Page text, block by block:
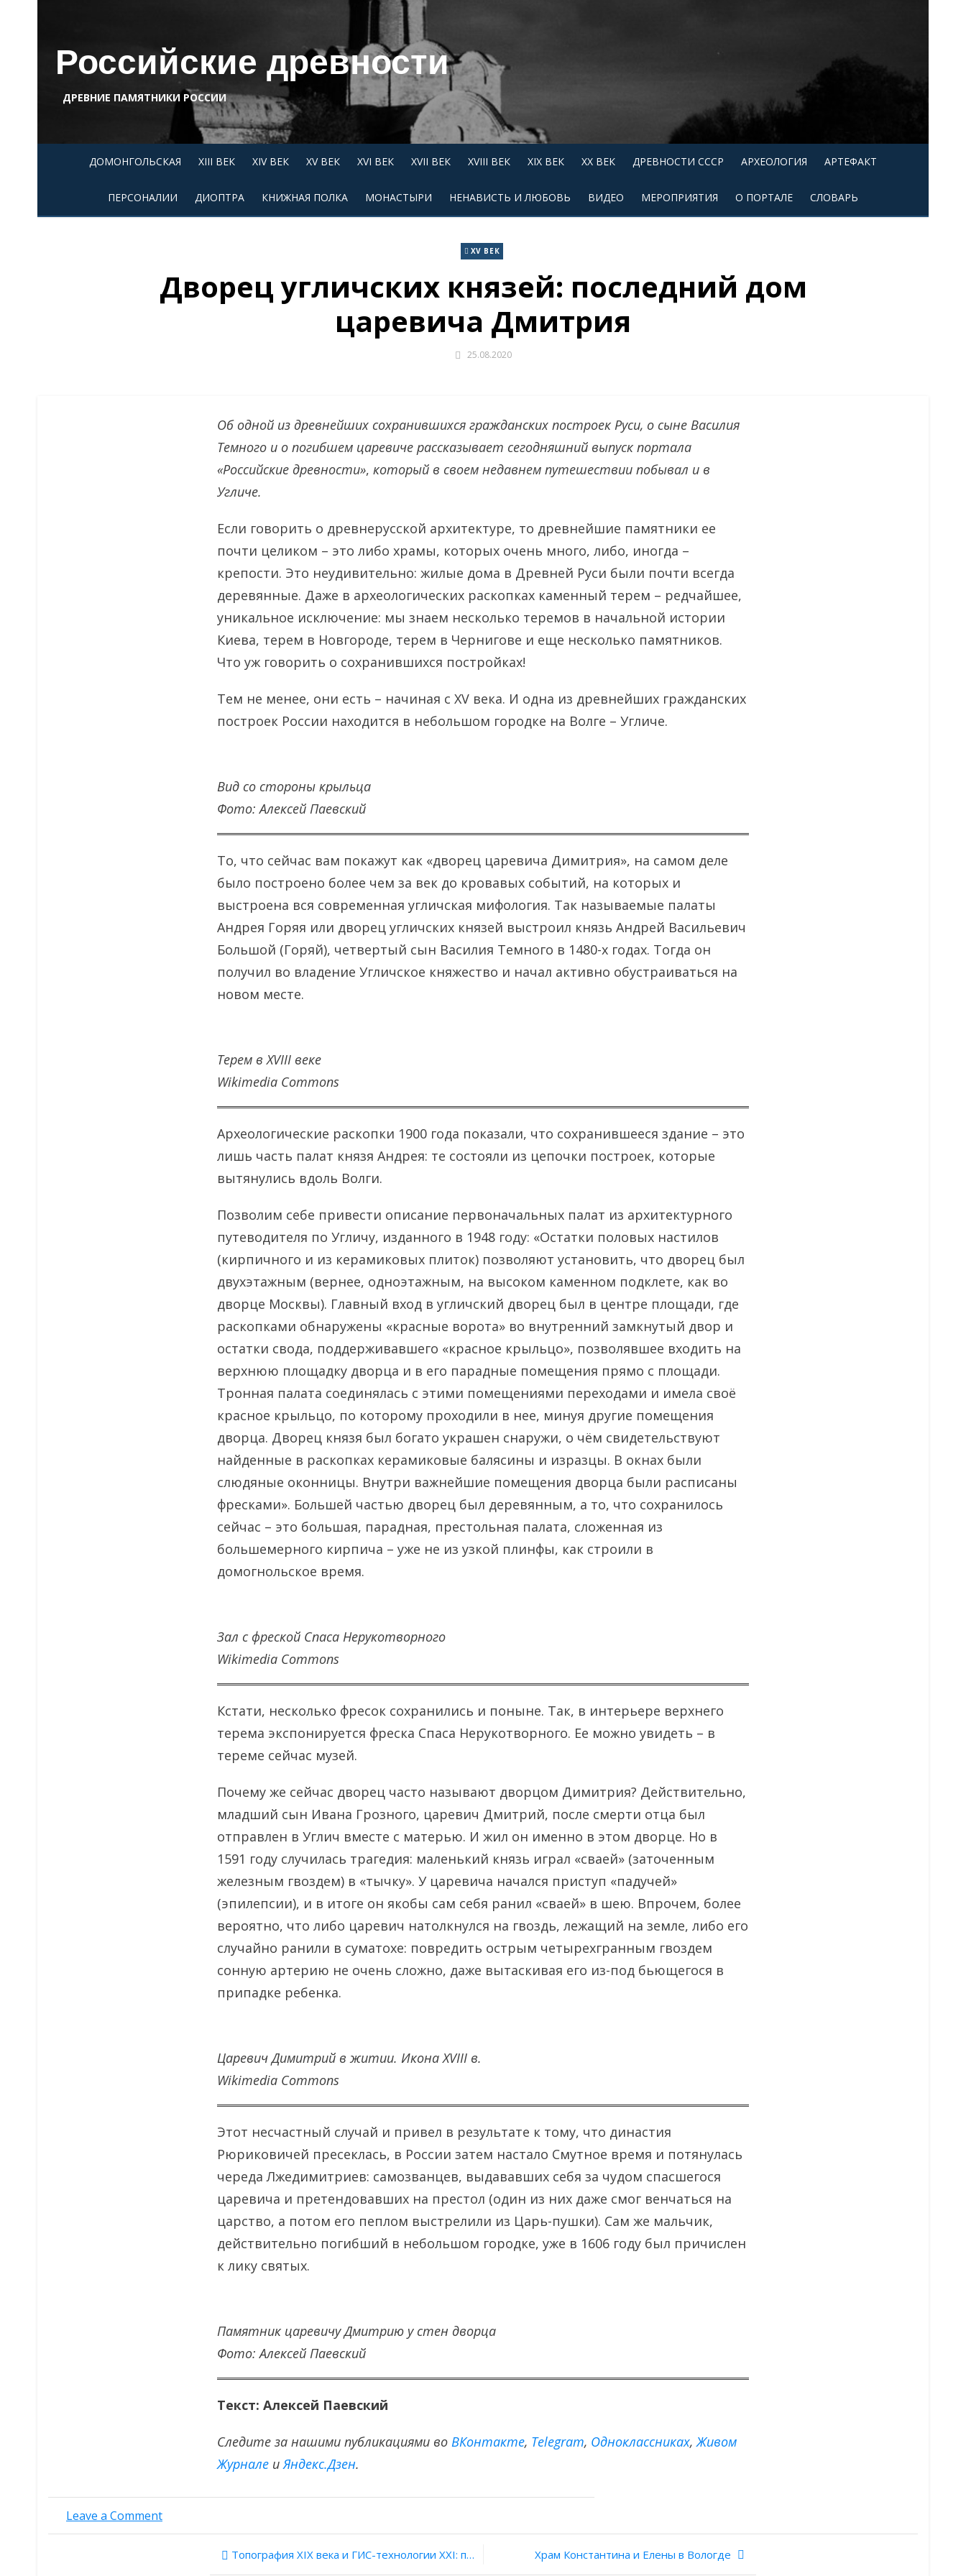
content
Российские древности
ДРЕВНИЕ ПАМЯТНИКИ РОССИИ
ДОМОНГОЛЬСКАЯ XIII ВЕК XIV ВЕК XV ВЕК XVI ВЕК XVII ВЕК XVIII ВЕК XIX ВЕК XX ВЕК ДРЕВНОСТИ СССР АРХЕОЛОГИЯ АРТЕФАКТ
ПЕРСОНАЛИИ ДИОПТРА КНИЖНАЯ ПОЛКА МОНАСТЫРИ НЕНАВИСТЬ И ЛЮБОВЬ ВИДЕО МЕРОПРИЯТИЯ О ПОРТАЛЕ СЛОВАРЬ
XV ВЕК
Дворец угличских князей: последний дом
царевича Дмитрия
25.08.2020
Об одной из древнейших сохранившихся гражданских построек Руси, о сыне Василия
Темного и о погибшем царевиче рассказывает сегодняшний выпуск портала
«Российские древности», который в своем недавнем путешествии побывал и в
Угличе.
Если говорить о древнерусской архитектуре, то древнейшие памятники ее
почти целиком – это либо храмы, которых очень много, либо, иногда –
крепости. Это неудивительно: жилые дома в Древней Руси были почти всегда
деревянные. Даже в археологических раскопках каменный терем – редчайшее,
уникальное исключение: мы знаем несколько теремов в начальной истории
Киева, терем в Новгороде, терем в Чернигове и еще несколько памятников.
Что уж говорить о сохранившихся постройках!
Тем не менее, они есть – начиная с XV века. И одна из древнейших гражданских
построек России находится в небольшом городке на Волге – Угличе.
Вид со стороны крыльца
Фото: Алексей Паевский
То, что сейчас вам покажут как «дворец царевича Димитрия», на самом деле
было построено более чем за век до кровавых событий, на которых и
выстроена вся современная угличская мифология. Так называемые палаты
Андрея Горяя или дворец угличских князей выстроил князь Андрей Васильевич
Большой (Горяй), четвертый сын Василия Темного в 1480-х годах. Тогда он
получил во владение Угличское княжество и начал активно обустраиваться на
новом месте.
Терем в XVIII веке
Wikimedia Commons
Археологические раскопки 1900 года показали, что сохранившееся здание – это
лишь часть палат князя Андрея: те состояли из цепочки построек, которые
вытянулись вдоль Волги.
Позволим себе привести описание первоначальных палат из архитектурного
путеводителя по Угличу, изданного в 1948 году: «Остатки половых настилов
(кирпичного и из керамиковых плиток) позволяют установить, что дворец был
двухэтажным (вернее, одноэтажным, на высоком каменном подклете, как во
дворце Москвы). Главный вход в угличский дворец был в центре площади, где
раскопками обнаружены «красные ворота» во внутренний замкнутый двор и
остатки свода, поддерживавшего «красное крыльцо», позволявшее входить на
верхнюю площадку дворца и в его парадные помещения прямо с площади.
Тронная палата соединялась с этими помещениями переходами и имела своё
красное крыльцо, по которому проходили в нее, минуя другие помещения
дворца. Дворец князя был богато украшен снаружи, о чём свидетельствуют
найденные в раскопках керамиковые балясины и изразцы. В окнах были
слюдяные оконницы. Внутри важнейшие помещения дворца были расписаны
фресками». Большей частью дворец был деревянным, а то, что сохранилось
сейчас – это большая, парадная, престольная палата, сложенная из
большемерного кирпича – уже не из узкой плинфы, как строили в
домогнольское время.
Зал с фреской Спаса Нерукотворного
Wikimedia Commons
Кстати, несколько фресок сохранились и поныне. Так, в интерьере верхнего
терема экспонируется фреска Спаса Нерукотворного. Ее можно увидеть – в
тереме сейчас музей.
Почему же сейчас дворец часто называют дворцом Димитрия? Действительно,
младший сын Ивана Грозного, царевич Дмитрий, после смерти отца был
отправлен в Углич вместе с матерью. И жил он именно в этом дворце. Но в
1591 году случилась трагедия: маленький князь играл «сваей» (заточенным
железным гвоздем) в «тычку». У царевича начался приступ «падучей»
(эпилепсии), и в итоге он якобы сам себя ранил «сваей» в шею. Впрочем, более
вероятно, что либо царевич натолкнулся на гвоздь, лежащий на земле, либо его
случайно ранили в суматохе: повредить острым четырехгранным гвоздем
сонную артерию не очень сложно, даже вытаскивая его из-под бьющегося в
припадке ребенка.
Царевич Димитрий в житии. Икона XVIII в.
Wikimedia Commons
Этот несчастный случай и привел в результате к тому, что династия
Рюриковичей пресеклась, в России затем настало Смутное время и потянулась
череда Лжедимитриев: самозванцев, выдававших себя за чудом спасшегося
царевича и претендовавших на престол (один из них даже смог венчаться на
царство, а потом его пеплом выстрелили из Царь-пушки). Сам же мальчик,
действительно погибший в небольшом городке, уже в 1606 году был причислен
к лику святых.
Памятник царевичу Дмитрию у стен дворца
Фото: Алексей Паевский
Текст: Алексей Паевский
Следите за нашими публикациями во ВКонтакте, Тelegram, Одноклассниках,Живом
Журнале иЯндекс.Дзен.
Leave a Commenton
последний
Навигация
Топография XIX века и ГИС-технологии XXI: под Суздалем обнаружен средневековый могильник Храм Константина и Елены в Вологде